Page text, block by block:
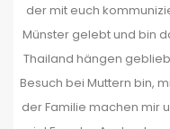
der mit euch
Münster gelebt und bin
Thailand hängen
Besuch bei Muttern bin,
der Familie machen mir